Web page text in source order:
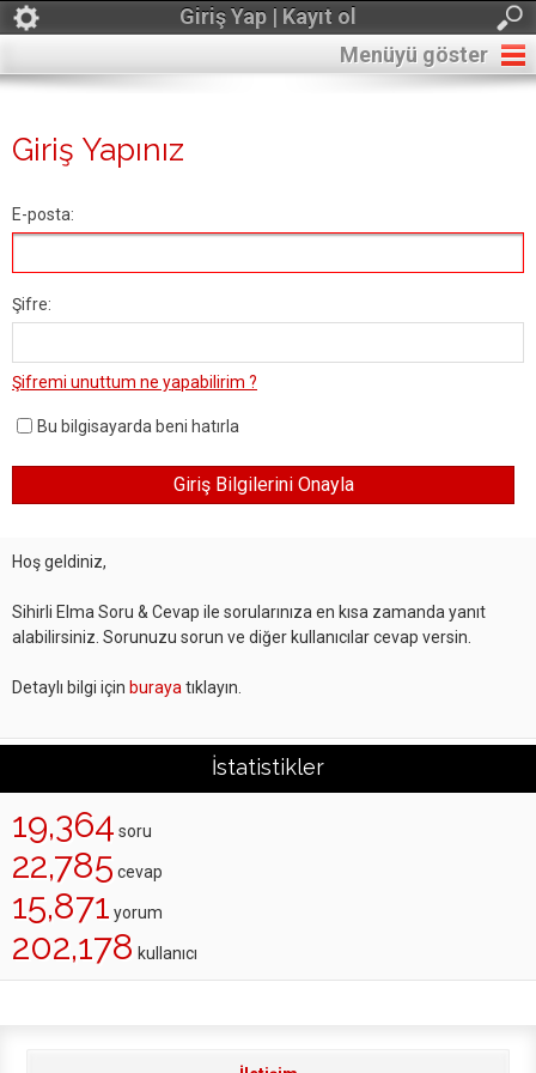
Giriş Yap | Kayıt ol
Menüyü göster
Giriş Yapınız
E-posta:
Şifre:
Şifremi unuttum ne yapabilirim ?
Bu bilgisayarda beni hatırla
Hoş geldiniz,
Sihirli Elma Soru & Cevap ile sorularınıza en kısa zamanda yanıt
alabilirsiniz. Sorunuzu sorun ve diğer kullanıcılar cevap versin.
Detaylı bilgi için buraya tıklayın.
İstatistikler
19,364 soru
22,785 cevap
15,871 yorum
202,178 kullanıcı